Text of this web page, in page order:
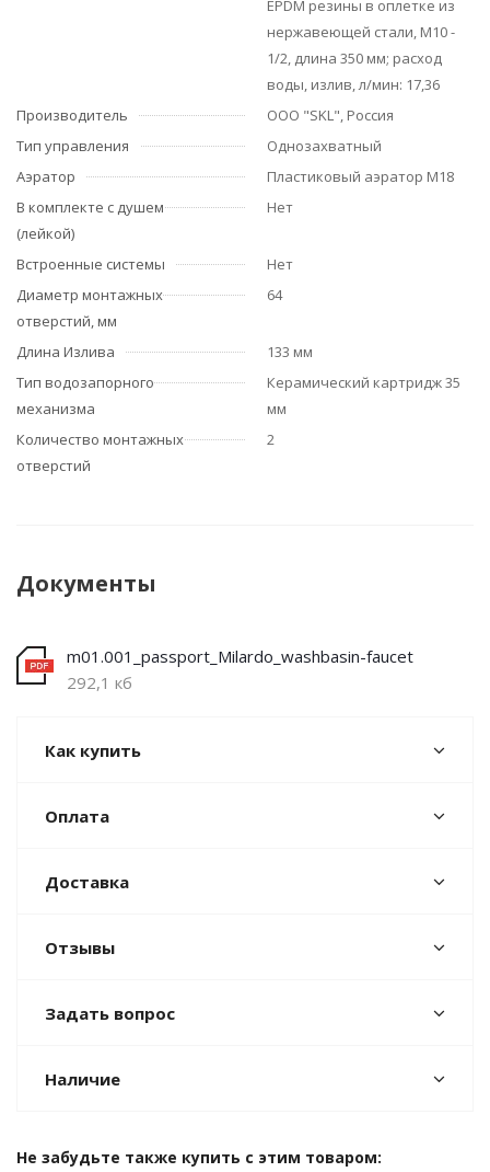
EPDM резины в оплетке из
нержавеющей стали, М10 -
1/2, длина 350 мм; расход
воды, излив, л/мин: 17,36
Производитель
ООО "SKL", Россия
Тип управления
Однозахватный
Аэратор
Пластиковый аэратор M18
В комплекте с душем
(лейкой)
Нет
Встроенные системы
Нет
Диаметр монтажных
отверстий, мм
64
Длина Излива
133 мм
Тип водозапорного
механизма
Керамический картридж 35
мм
Количество монтажных
отверстий
2
Документы
m01.001_passport_Milardo_washbasin-faucet
292,1 кб
Как купить
Оплата
Доставка
Отзывы
Задать вопрос
Наличие
Не забудьте также купить с этим товаром: